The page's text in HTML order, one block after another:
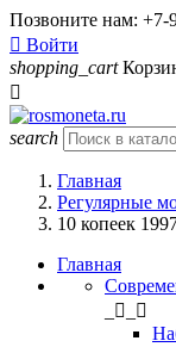
Позвоните нам: +7-
 Войти
shopping_cart

search
Главная
Регулярные
10 копеек
Главная
_
_